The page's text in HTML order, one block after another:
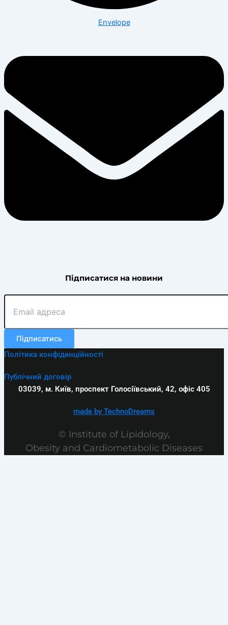
Envelope
Підписатися на новини
Підписатись
Політика конфіденційності
Публічний договір
03039, м. Київ, проспект Голосіївський, 42, офіс 405
made by TechnoDreams
© Institute of Lipidology,
Obesity and Cardiometabolic Diseases